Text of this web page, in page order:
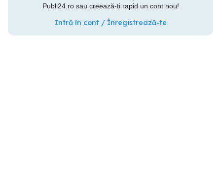
Publi24.ro sau creează-ți rapid un cont nou!
Intră în cont / Înregistrează-te